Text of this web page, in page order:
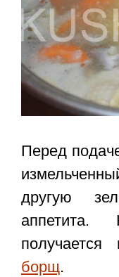
Перед
другую
борщ.